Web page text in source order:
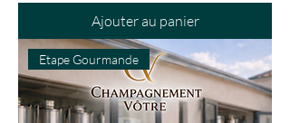
Ajouter au panier
Etape Gourmande